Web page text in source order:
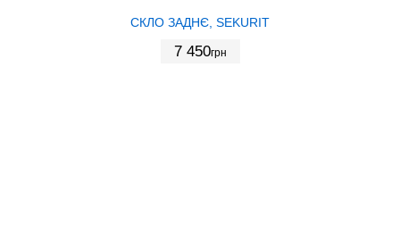
СКЛО ЗАДНЄ, SEKURIT
7 450грн